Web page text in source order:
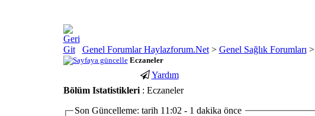
Genel Forumlar Haylazforum.Net > Genel Sağlık Forumları >
Eczaneler
Yardım
porno
izle
gaziantep
youtube
abone
hilesi
Bölüm Istatistikleri: Eczaneler
Son Güncelleme: tarih 11:02 - 1 dakika önce